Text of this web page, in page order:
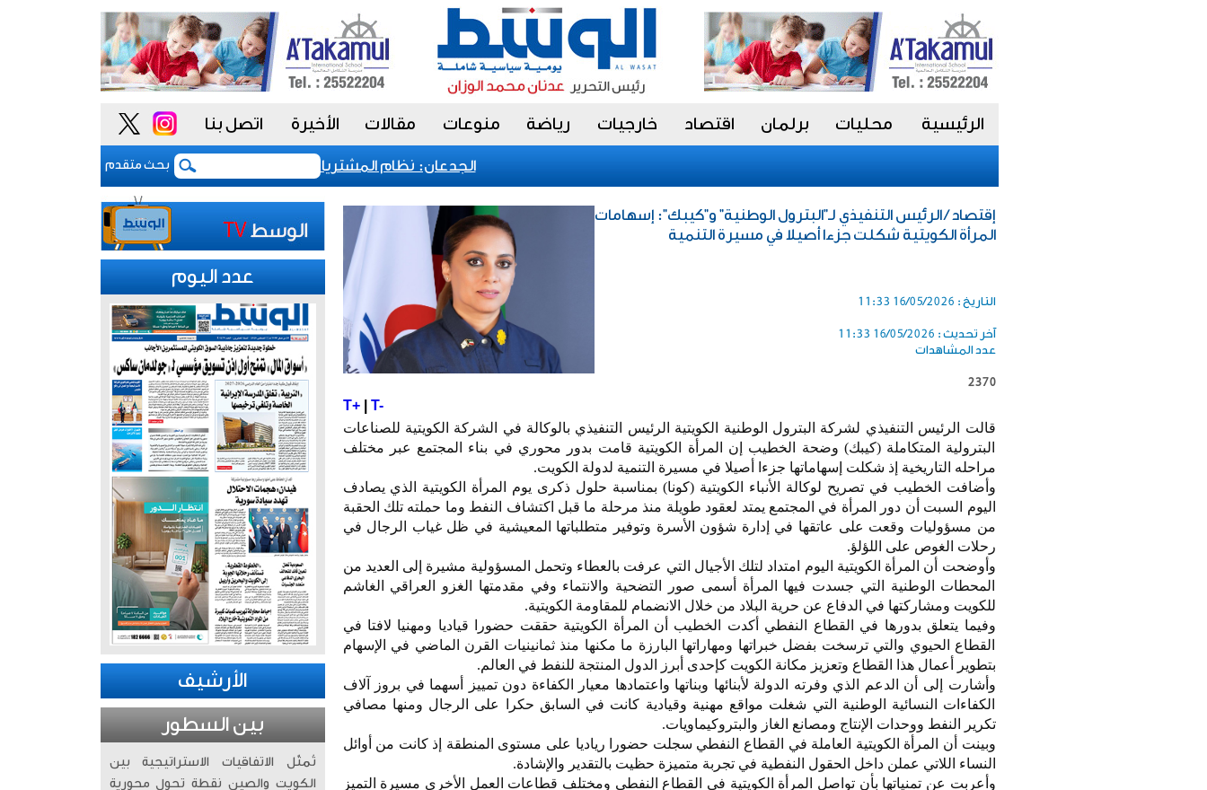
الرئيسية محليات برلمان اقتصاد خارجيات رياضة منوعات مقالات الأخيرة اتصل بنا
بحث متقدم
الجدعان: نظام المشتريات يمنح الحكومة السعودية أدوات أكثر مرونة
إقتصاد / الرئيس التنفيذي لـ"البترول الوطنية" و"كيبك": إسهامات
المرأة الكويتية شكلت جزءا أصيلا في مسيرة التنمية
التاريخ : 16/05/2026 11:33
آخر تحديث : 16/05/2026 11:33
عدد المشاهدات
2370
T+| T-
قالت الرئيس التنفيذي لشركة البترول الوطنية الكويتية الرئيس التنفيذي بالوكالة في الشركة الكويتية للصناعات
البترولية المتكاملة (كيبك) وضحة الخطيب إن المرأة الكويتية قامت بدور محوري في بناء المجتمع عبر مختلف
مراحله التاريخية إذ شكلت إسهاماتها جزءا أصيلا في مسيرة التنمية لدولة الكويت.
وأضافت الخطيب في تصريح لوكالة الأنباء الكويتية (كونا) بمناسبة حلول ذكرى يوم المرأة الكويتية الذي يصادف
اليوم السبت أن دور المرأة في المجتمع يمتد لعقود طويلة منذ مرحلة ما قبل اكتشاف النفط وما حملته تلك الحقبة
من مسؤوليات وقعت على عاتقها في إدارة شؤون الأسرة وتوفير متطلباتها المعيشية في ظل غياب الرجال في
رحلات الغوص على اللؤلؤ.
وأوضحت أن المرأة الكويتية اليوم امتداد لتلك الأجيال التي عرفت بالعطاء وتحمل المسؤولية مشيرة إلى العديد من
المحطات الوطنية التي جسدت فيها المرأة أسمى صور التضحية والانتماء وفي مقدمتها الغزو العراقي الغاشم
للكويت ومشاركتها في الدفاع عن حرية البلاد من خلال الانضمام للمقاومة الكويتية.
وفيما يتعلق بدورها في القطاع النفطي أكدت الخطيب أن المرأة الكويتية حققت حضورا قياديا ومهنيا لافتا في
القطاع الحيوي والتي ترسخت بفضل خبراتها ومهاراتها البارزة ما مكنها منذ ثمانينيات القرن الماضي في الإسهام
بتطوير أعمال هذا القطاع وتعزيز مكانة الكويت كإحدى أبرز الدول المنتجة للنفط في العالم.
وأشارت إلى أن الدعم الذي وفرته الدولة لأبنائها وبناتها واعتمادها معيار الكفاءة دون تمييز أسهما في بروز آلاف
الكفاءات النسائية الوطنية التي شغلت مواقع مهنية وقيادية كانت في السابق حكرا على الرجال ومنها مصافي
تكرير النفط ووحدات الإنتاج ومصانع الغاز والبتروكيماويات.
وبينت أن المرأة الكويتية العاملة في القطاع النفطي سجلت حضورا رياديا على مستوى المنطقة إذ كانت من أوائل
النساء اللاتي عملن داخل الحقول النفطية في تجربة متميزة حظيت بالتقدير والإشادة.
وأعربت عن تمنياتها بأن تواصل المرأة الكويتية في القطاع النفطي ومختلف قطاعات العمل الأخرى مسيرة التميز
عدد اليوم
الأرشيف
بين السطور
تُمثّل الاتفاقيات الاستراتيجية بين
الكويت والصين نقطة تحول محورية